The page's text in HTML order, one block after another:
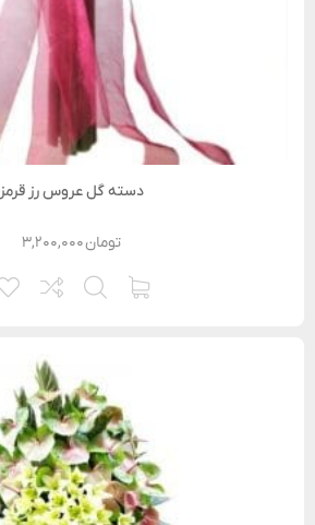
دسته گل عروس رز قرمز
۳,۲۰۰,۰۰۰تومان